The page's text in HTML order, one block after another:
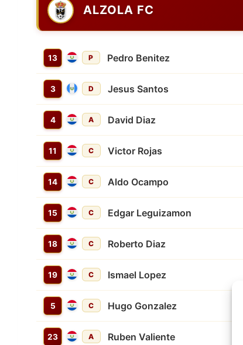
ALZOLA FC
13 P Pedro Benitez
3 D Jesus Santos
4 A David Diaz
11 C Victor Rojas
14 C Aldo Ocampo
15 C Edgar Leguizamon
18 C Roberto Diaz
19 C Ismael Lopez
5 C Hugo Gonzalez
23 A Ruben Valiente